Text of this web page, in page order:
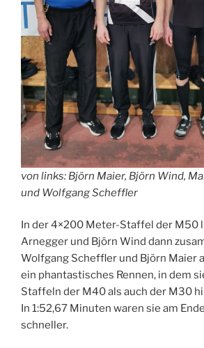
von links: Björn Maier, Björn Wind,
und Wolfgang Scheffler
In der 4×200 Meter-Staffel der M50
Arnegger und Björn Wind dann
Wolfgang Scheffler und Björn Maier
ein phantastisches Rennen, in dem
Staffeln der M40 als auch der M30
In 1:52,67 Minuten waren sie am
schneller.